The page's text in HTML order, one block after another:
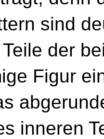
sind
der
Figur
inneren